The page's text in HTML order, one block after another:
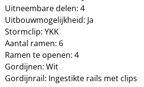
Uitneembare delen: 4
Uitbouwmogelijkheid: Ja
Stormclip: YKK
Aantal ramen: 6
Ramen te openen: 4
Gordijnen: Wit
Gordijnrail: Ingestikte rails met clips